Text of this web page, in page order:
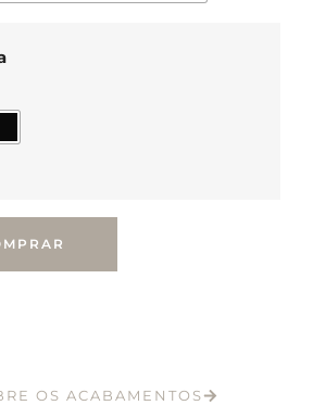
OS ACABAMENTOS